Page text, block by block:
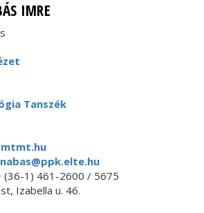
IMRE
Tanszék
mtmt.hu
(36-1) 461-2600 / 5675
Izabella u. 46.